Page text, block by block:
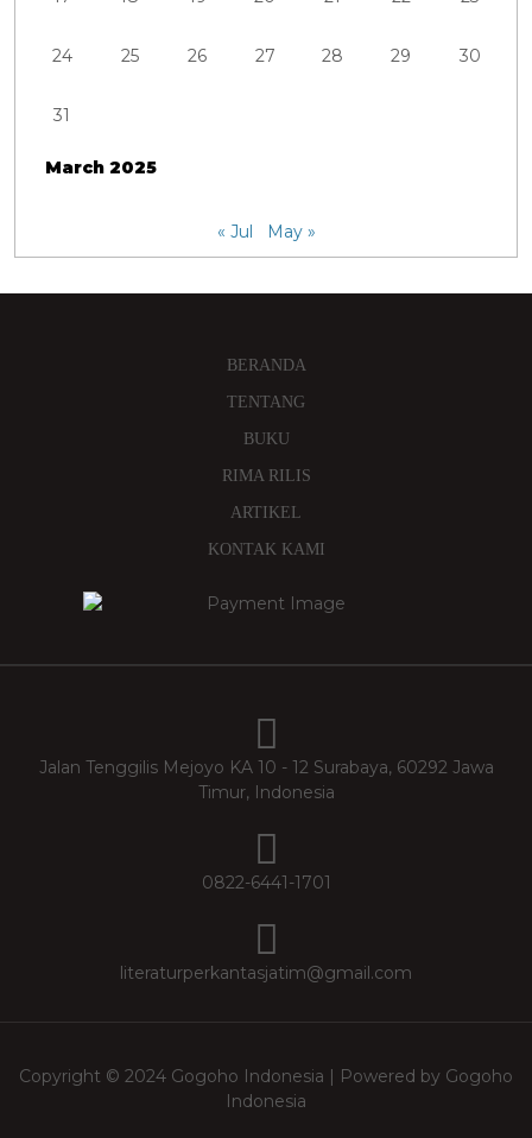
March 2025
24 25 26 27 28 29 30
31
« Jul May »
BERANDA
TENTANG
BUKU
RIMA RILIS
ARTIKEL
KONTAK KAMI
Jalan Tenggilis Mejoyo KA 10 - 12 Surabaya, 60292 Jawa
Timur, Indonesia
0822-6441-1701
literaturperkantasjatim@gmail.com
Copyright © 2024 Gogoho Indonesia | Powered by Gogoho
Indonesia